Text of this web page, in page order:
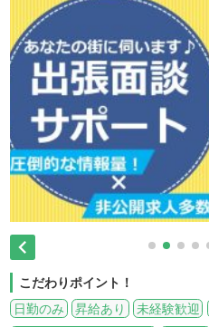

こだわりポイント！
日勤のみ
昇給あり 未経験歓迎